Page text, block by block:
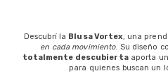
Descubrí la Blusa Vortex, una
en cada movimiento. Su diseño
totalmente descubiertaaporta
para quienes buscan un